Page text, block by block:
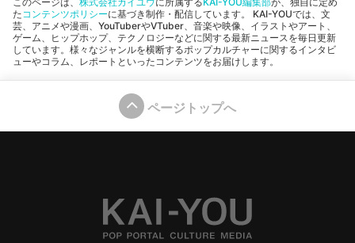
たコンテンツポリシーに基づき制作・配信しています。 KAI-YOUでは、文
芸、アニメや漫画、YouTuberやVTuber、音楽や映像、イラストやアート、
ゲーム、ヒップホップ、テクノロジーなどに関する最新ニュースを毎日更新
しています。様々なジャンルを横断するポップカルチャーに関するインタビ
ューやコラム、レポートといったコンテンツをお届けします。
ページトップへ